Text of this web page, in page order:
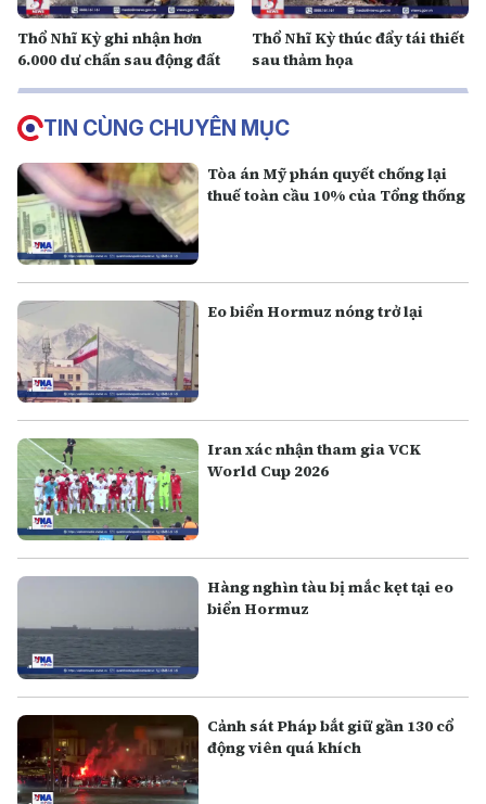
Thổ Nhĩ Kỳ ghi nhận hơn
6.000 dư chấn sau động đất
Thổ Nhĩ Kỳ thúc đẩy tái thiết
sau thảm họa
TIN CÙNG CHUYÊN MỤC
Tòa án Mỹ phán quyết chống lại
thuế toàn cầu 10% của Tổng thống
Eo biển Hormuz nóng trở lại
Iran xác nhận tham gia VCK
World Cup 2026
Hàng nghìn tàu bị mắc kẹt tại eo
biển Hormuz
Cảnh sát Pháp bắt giữ gần 130 cổ
động viên quá khích